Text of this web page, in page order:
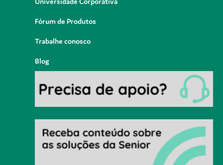
Fórum de Produtos
Trabalhe conosco
Blog